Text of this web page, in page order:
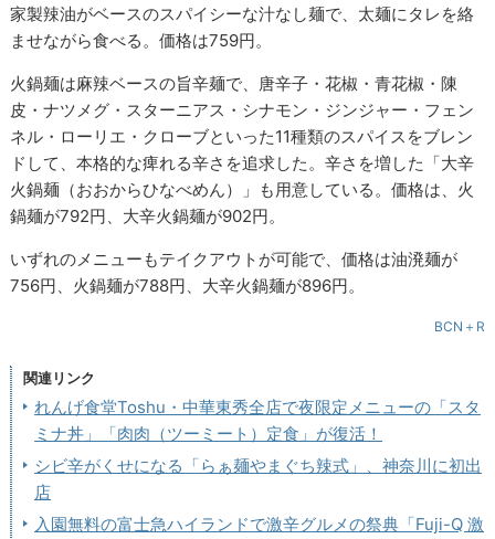
家製辣油がベースのスパイシーな汁なし麺で、太麺にタレを絡
ませながら食べる。価格は759円。
火鍋麺は麻辣ベースの旨辛麺で、唐辛子・花椒・青花椒・陳
皮・ナツメグ・スターニアス・シナモン・ジンジャー・フェン
ネル・ローリエ・クローブといった11種類のスパイスをブレン
ドして、本格的な痺れる辛さを追求した。辛さを増した「大辛
火鍋麺（おおからひなべめん）」も用意している。価格は、火
鍋麺が792円、大辛火鍋麺が902円。
いずれのメニューもテイクアウトが可能で、価格は油溌麺が
756円、火鍋麺が788円、大辛火鍋麺が896円。
BCN＋R
関連リンク
れんげ食堂Toshu・中華東秀全店で夜限定メニューの「スタ
ミナ丼」「肉肉（ツーミート）定食」が復活！
シビ辛がくせになる「らぁ麺やまぐち辣式」、神奈川に初出
店
入園無料の富士急ハイランドで激辛グルメの祭典「Fuji-Q 激